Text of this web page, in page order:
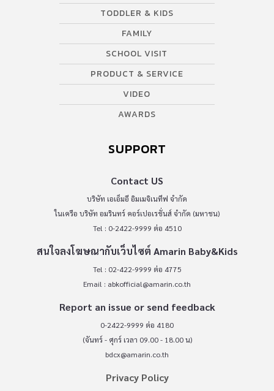
TODDLER & KIDS
FAMILY
SCHOOL VISIT
PRODUCT & SERVICE
VIDEO
AWARDS
SUPPORT
Contact US
บริษัท เอเอ็มอี อิมเมจิเนทีฟ จำกัด
ในเครือ บริษัท อมรินทร์ คอร์เปอเรชั่นส์ จำกัด (มหาชน)
Tel : 0-2422-9999 ต่อ 4510
สนใจลงโฆษณากับเว็บไซต์ Amarin Baby&Kids
Tel : 02-422-9999 ต่อ 4775
Email : abkofficial@amarin.co.th
Report an issue or send feedback
0-2422-9999 ต่อ 4180
(จันทร์ - ศุกร์ เวลา 09.00 - 18.00 น)
bdcx@amarin.co.th
Privacy Policy